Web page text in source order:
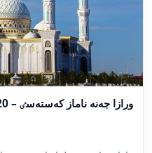
ورازا جەنە ناماز كەستەسٸ – 2020